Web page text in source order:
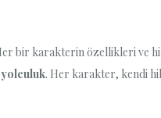
bir karakterin özellikleri ve
. Her karakter, kendi